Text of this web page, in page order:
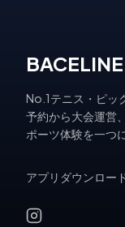
BACELINE
No.1テニス・ピッ
予約から大会運営
ポーツ体験を一つ
アプリダウンロー